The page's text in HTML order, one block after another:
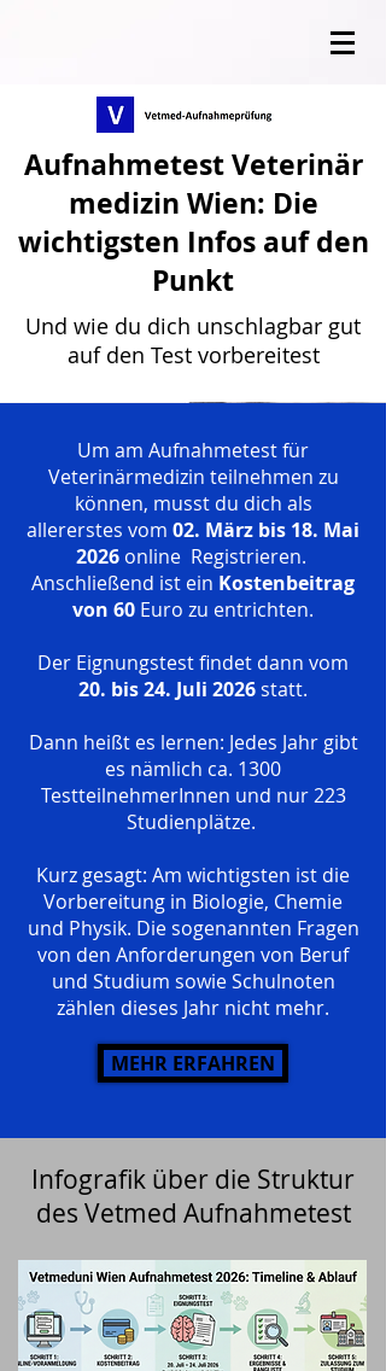
Aufnahmetest Veterinär
medizin Wien: Die
wichtigsten Infos auf den
Punkt
Und wie du dich unschlagbar gut
auf den Test vorbereitest
Um am Aufnahmetest für
Veterinärmedizin teilnehmen zu
können, musst du dich als
allererstes vom 02. März bis 18. Mai
2026online Registrieren.
Anschließend ist ein Kostenbeitrag
von 60 Euro zu entrichten.
Der Eignungstest findet dann vom
20. bis 24. Juli 2026statt.
Dann heißt es lernen: Jedes Jahr gibt
es nämlich ca. 1300
TestteilnehmerInnen und nur 223
Studienplätze.
Kurz gesagt: Am wichtigsten ist die
Vorbereitung in Biologie, Chemie
und Physik. Die sogenannten Fragen
von den Anforderungen von Beruf
und Studium sowie Schulnoten
zählen dieses Jahr nicht mehr.
MEHR ERFAHREN
Infografik über die Struktur
des Vetmed Aufnahmetest